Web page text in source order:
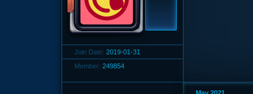
Join Date: 2019-01-31
Member: 249854